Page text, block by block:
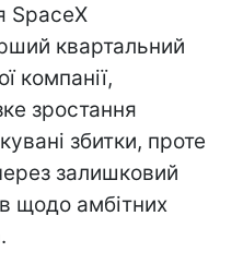
SpaceX
квартальний
компанії,
зростання
збитки, проте
залишковий
щодо амбітних